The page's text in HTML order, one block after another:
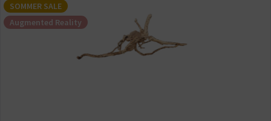
SOMMER SALE
Augmented Reality